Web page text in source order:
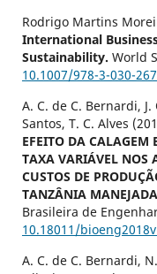
Rodrigo Martins
International
Sustainability. World
10.1007/978-3-030-
A. C. de C. Bernardi,
Santos, T. C. Alves
EFEITO DA CALAGEM
TAXA VARIÁVEL NOS
CUSTOS DE
TANZÂNIA
Brasileira de
10.18011/
A. C. de C. Bernardi,